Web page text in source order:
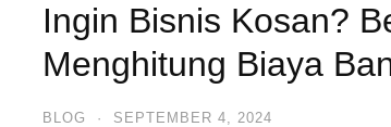
Ingin Bisnis Kosan?
Menghitung Biaya
BLOG · SEPTEMBER 4, 2024